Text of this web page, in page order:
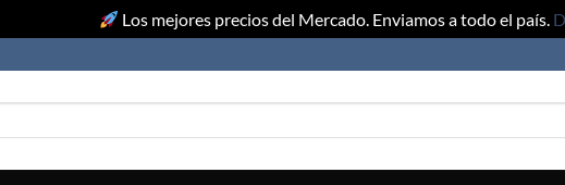
Los mejores precios del Mercado. Enviamos a todo el país.